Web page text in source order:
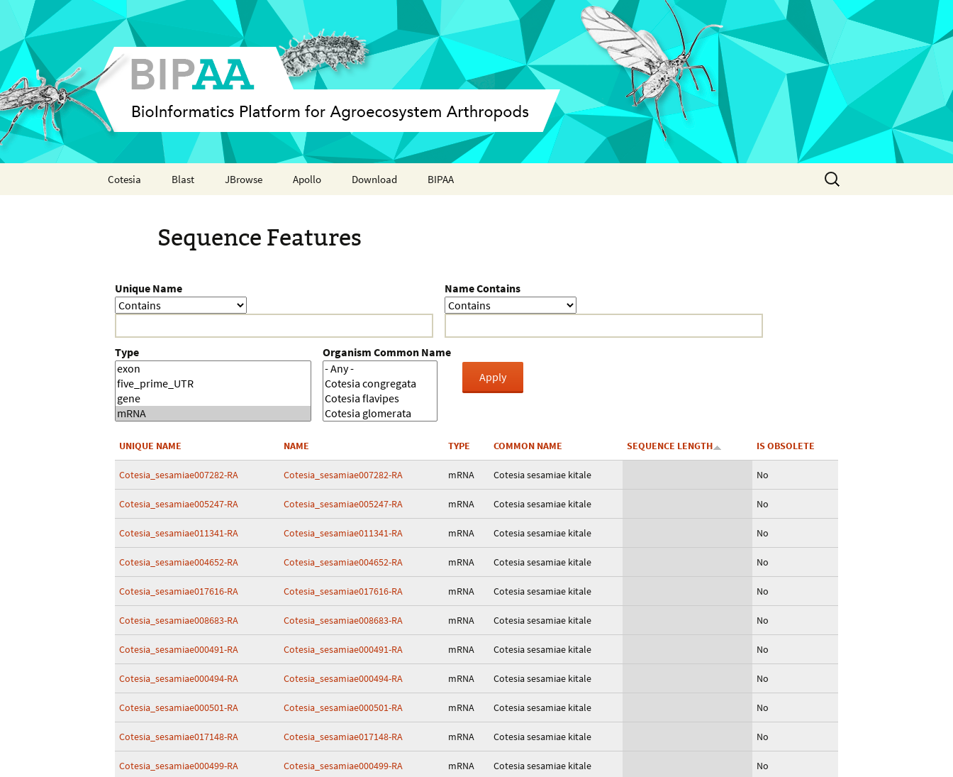
Cotesia Blast JBrowse Apollo Download BIPAA
Coleoptera
Crustacea
Search
for:
Sequence Features
Unique Name Name Contains
Type Organism Common Name
UNIQUE NAME NAME TYPE COMMON NAME SEQUENCE LENGTH IS OBSOLETE
Cotesia_sesamiae007282-RA Cotesia_sesamiae007282-RA mRNA Cotesia sesamiae kitale No
Cotesia_sesamiae005247-RA Cotesia_sesamiae005247-RA mRNA Cotesia sesamiae kitale No
Cotesia_sesamiae011341-RA Cotesia_sesamiae011341-RA mRNA Cotesia sesamiae kitale No
Cotesia_sesamiae004652-RA Cotesia_sesamiae004652-RA mRNA Cotesia sesamiae kitale No
Cotesia_sesamiae017616-RA Cotesia_sesamiae017616-RA mRNA Cotesia sesamiae kitale No
Cotesia_sesamiae008683-RA Cotesia_sesamiae008683-RA mRNA Cotesia sesamiae kitale No
Cotesia_sesamiae000491-RA Cotesia_sesamiae000491-RA mRNA Cotesia sesamiae kitale No
Cotesia_sesamiae000494-RA Cotesia_sesamiae000494-RA mRNA Cotesia sesamiae kitale No
Cotesia_sesamiae000501-RA Cotesia_sesamiae000501-RA mRNA Cotesia sesamiae kitale No
Cotesia_sesamiae017148-RA Cotesia_sesamiae017148-RA mRNA Cotesia sesamiae kitale No
Cotesia_sesamiae000499-RA Cotesia_sesamiae000499-RA mRNA Cotesia sesamiae kitale No